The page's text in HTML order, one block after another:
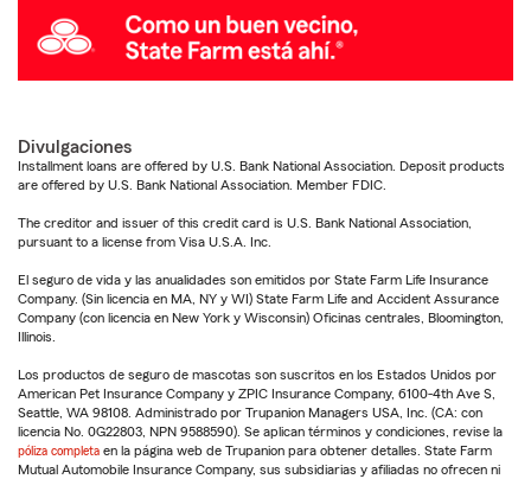
Divulgaciones
Installment loans are offered by U.S. Bank National Association. Deposit products
are offered by U.S. Bank National Association. Member FDIC.
The creditor and issuer of this credit card is U.S. Bank National Association,
pursuant to a license from Visa U.S.A. Inc.
El seguro de vida y las anualidades son emitidos por State Farm Life Insurance
Company. (Sin licencia en MA, NY y WI) State Farm Life and Accident Assurance
Company (con licencia en New York y Wisconsin) Oficinas centrales, Bloomington,
Illinois.
Los productos de seguro de mascotas son suscritos en los Estados Unidos por
American Pet Insurance Company y ZPIC Insurance Company, 6100-4th Ave S,
Seattle, WA 98108. Administrado por Trupanion Managers USA, Inc. (CA: con
licencia No. 0G22803, NPN 9588590). Se aplican términos y condiciones, revise la
póliza completa en la página web de Trupanion para obtener detalles. State Farm
Mutual Automobile Insurance Company, sus subsidiarias y afiliadas no ofrecen ni